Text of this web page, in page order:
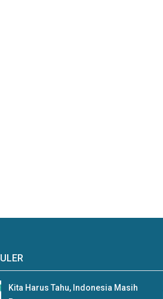
Kita Harus Tahu, Indonesia Masih